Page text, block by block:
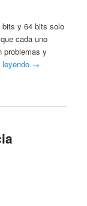
bits y 64 bits solo
cada uno
problemas y
leyendo →